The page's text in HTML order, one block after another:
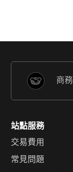
商
站點服務
交易費用
常見問題